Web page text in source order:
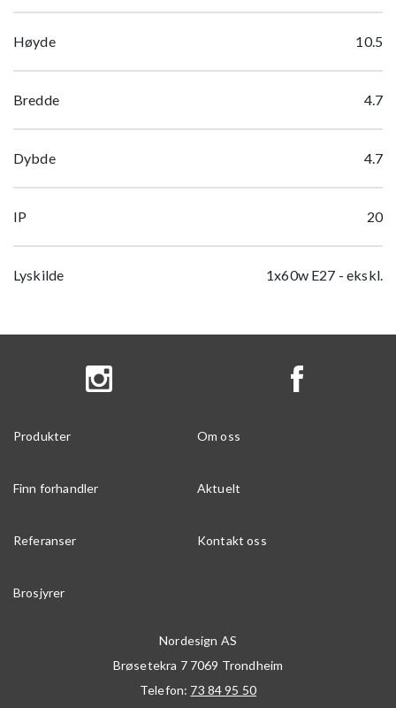
Høyde 10.5
Bredde 4.7
Dybde 4.7
IP 20
Lyskilde 1x60w E27 - ekskl.
Produkter Om oss
Finn forhandler Aktuelt
Referanser Kontakt oss
Brosjyrer
Nordesign AS
Brøsetekra 7 7069 Trondheim
Telefon: 73 84 95 50